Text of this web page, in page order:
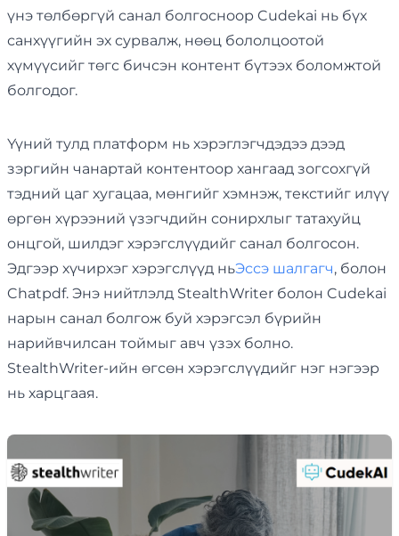
үнэ төлбөргүй санал болгосноор Cudekai нь бүх
санхүүгийн эх сурвалж, нөөц бололцоотой
хүмүүсийг төгс бичсэн контент бүтээх боломжтой
болгодог.
Үүний тулд платформ нь хэрэглэгчдэдээ дээд
зэргийн чанартай контентоор хангаад зогсохгүй
тэдний цаг хугацаа, мөнгийг хэмнэж, текстийг илүү
өргөн хүрээний үзэгчдийн сонирхлыг татахуйц
онцгой, шилдэг хэрэгслүүдийг санал болгосон.
Эдгээр хүчирхэг хэрэгслүүд ньЭссэ шалгагч, болон
Chatpdf. Энэ нийтлэлд StealthWriter болон Cudekai
нарын санал болгож буй хэрэгсэл бүрийн
нарийвчилсан тоймыг авч үзэх болно.
StealthWriter-ийн өгсөн хэрэгслүүдийг нэг нэгээр
нь харцгаая.